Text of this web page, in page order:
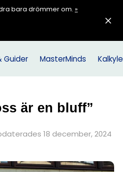
bara drömmer om. »
Guider MasterMinds
är en bluff”
18 december, 2024